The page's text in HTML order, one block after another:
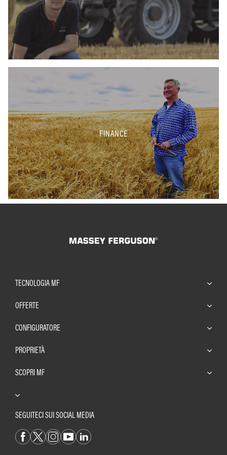
FINANCE
TECNOLOGIA MF
OFFERTE
CONFIGURATORE
PROPRIETÀ
SCOPRI MF
SEGUITECI SUI SOCIAL MEDIA